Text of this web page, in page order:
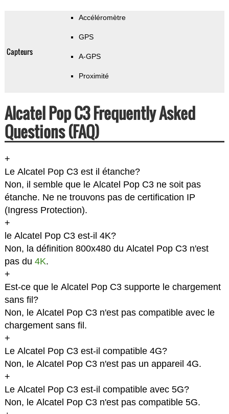
Capteurs
Accéléromètre
GPS
A-GPS
Proximité
Alcatel Pop C3 Frequently Asked
Questions (FAQ)
+
Le Alcatel Pop C3 est il étanche?
Non, il semble que le Alcatel Pop C3 ne soit pas
étanche. Ne ne trouvons pas de certification IP
(Ingress Protection).
+
le Alcatel Pop C3 est-il 4K?
Non, la définition 800x480 du Alcatel Pop C3 n'est
pas du 4K.
+
Est-ce que le Alcatel Pop C3 supporte le chargement
sans fil?
Non, le Alcatel Pop C3 n'est pas compatible avec le
chargement sans fil.
+
Le Alcatel Pop C3 est-il compatible 4G?
Non, le Alcatel Pop C3 n'est pas un appareil 4G.
+
Le Alcatel Pop C3 est-il compatible avec 5G?
Non, le Alcatel Pop C3 n'est pas compatible 5G.